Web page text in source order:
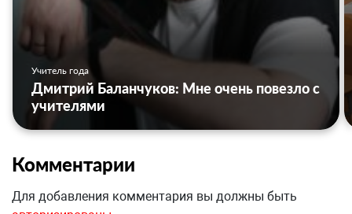
Учитель года
Дмитрий Баланчуков: Мне очень повезло с
учителями
Комментарии
Для добавления комментария вы должны быть